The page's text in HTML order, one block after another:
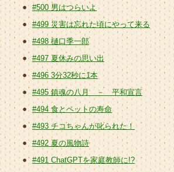
#500 男はつらいよ
#499 災害は忘れた頃にやって来る
#498 樋口季一郎
#497 夏休みの思い出
#496 3分32秒に1本
#495 鎮魂の八月 － 平和宣言
#494 食とペットの寿命
#493 チコちゃんが叱られた！
#492 夏の風物詩
#491 ChatGPTを家庭教師に!?